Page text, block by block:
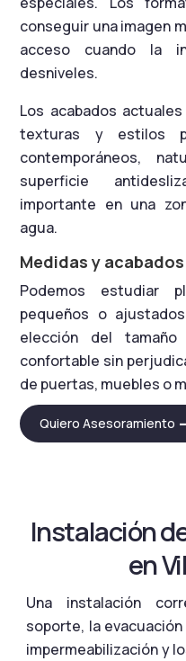
conseguir una imagen
acceso cuando la
desniveles.
Los acabados
texturas y estilos
contemporáneos,
superficie
importante en una
agua.
Medidas y
Podemos estudiar
pequeños o
elección del
confortable sin
de puertas, muebles o
Quiero Asesoramiento
Instalación
en
Una instalación
soporte, la
impermeabilización y